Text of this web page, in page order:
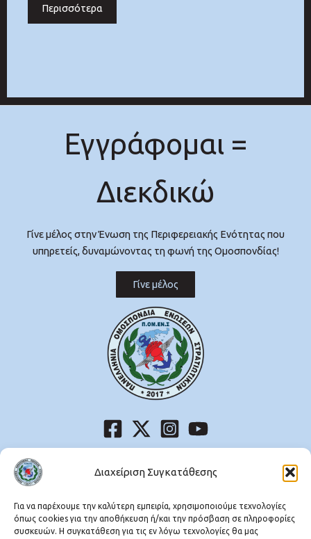
Διαχείριση Συγκατάθεσης
Για να παρέχουμε την καλύτερη εμπειρία, χρησιμοποιούμε τεχνολογίες
όπως cookies για την αποθήκευση ή/και την πρόσβαση σε πληροφορίες
συσκευών. Η συγκατάθεση για τις εν λόγω τεχνολογίες θα μας
Περισσότερα
Εγγράφομαι =
Διεκδικώ
Γίνε μέλος στην Ένωση της Περιφερειακής Ενότητας που
υπηρετείς, δυναμώνοντας τη φωνή της Ομοσπονδίας!
Γίνε μέλος
Τ.Κ. 15561
Fax: 210 6511292
Λυκούργου 9, Ομόνοια, 8ος όροφος,